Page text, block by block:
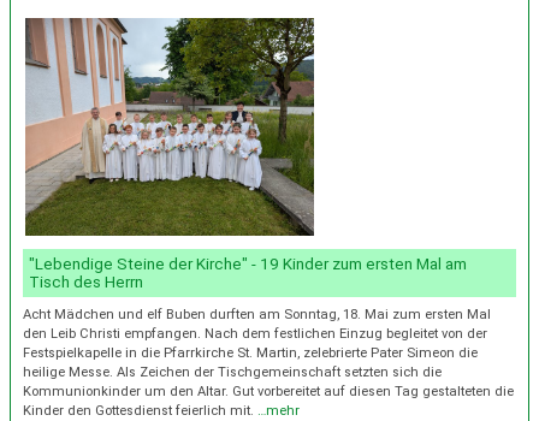
"Lebendige Steine der Kirche" - 19 Kinder zum ersten Mal am
Tisch des Herrn
Acht Mädchen und elf Buben durften am Sonntag, 18. Mai zum ersten Mal
den Leib Christi empfangen. Nach dem festlichen Einzug begleitet von der
Festspielkapelle in die Pfarrkirche St. Martin, zelebrierte Pater Simeon die
heilige Messe. Als Zeichen der Tischgemeinschaft setzten sich die
Kommunionkinder um den Altar. Gut vorbereitet auf diesen Tag gestalteten die
Kinder den Gottesdienst feierlich mit. …mehr